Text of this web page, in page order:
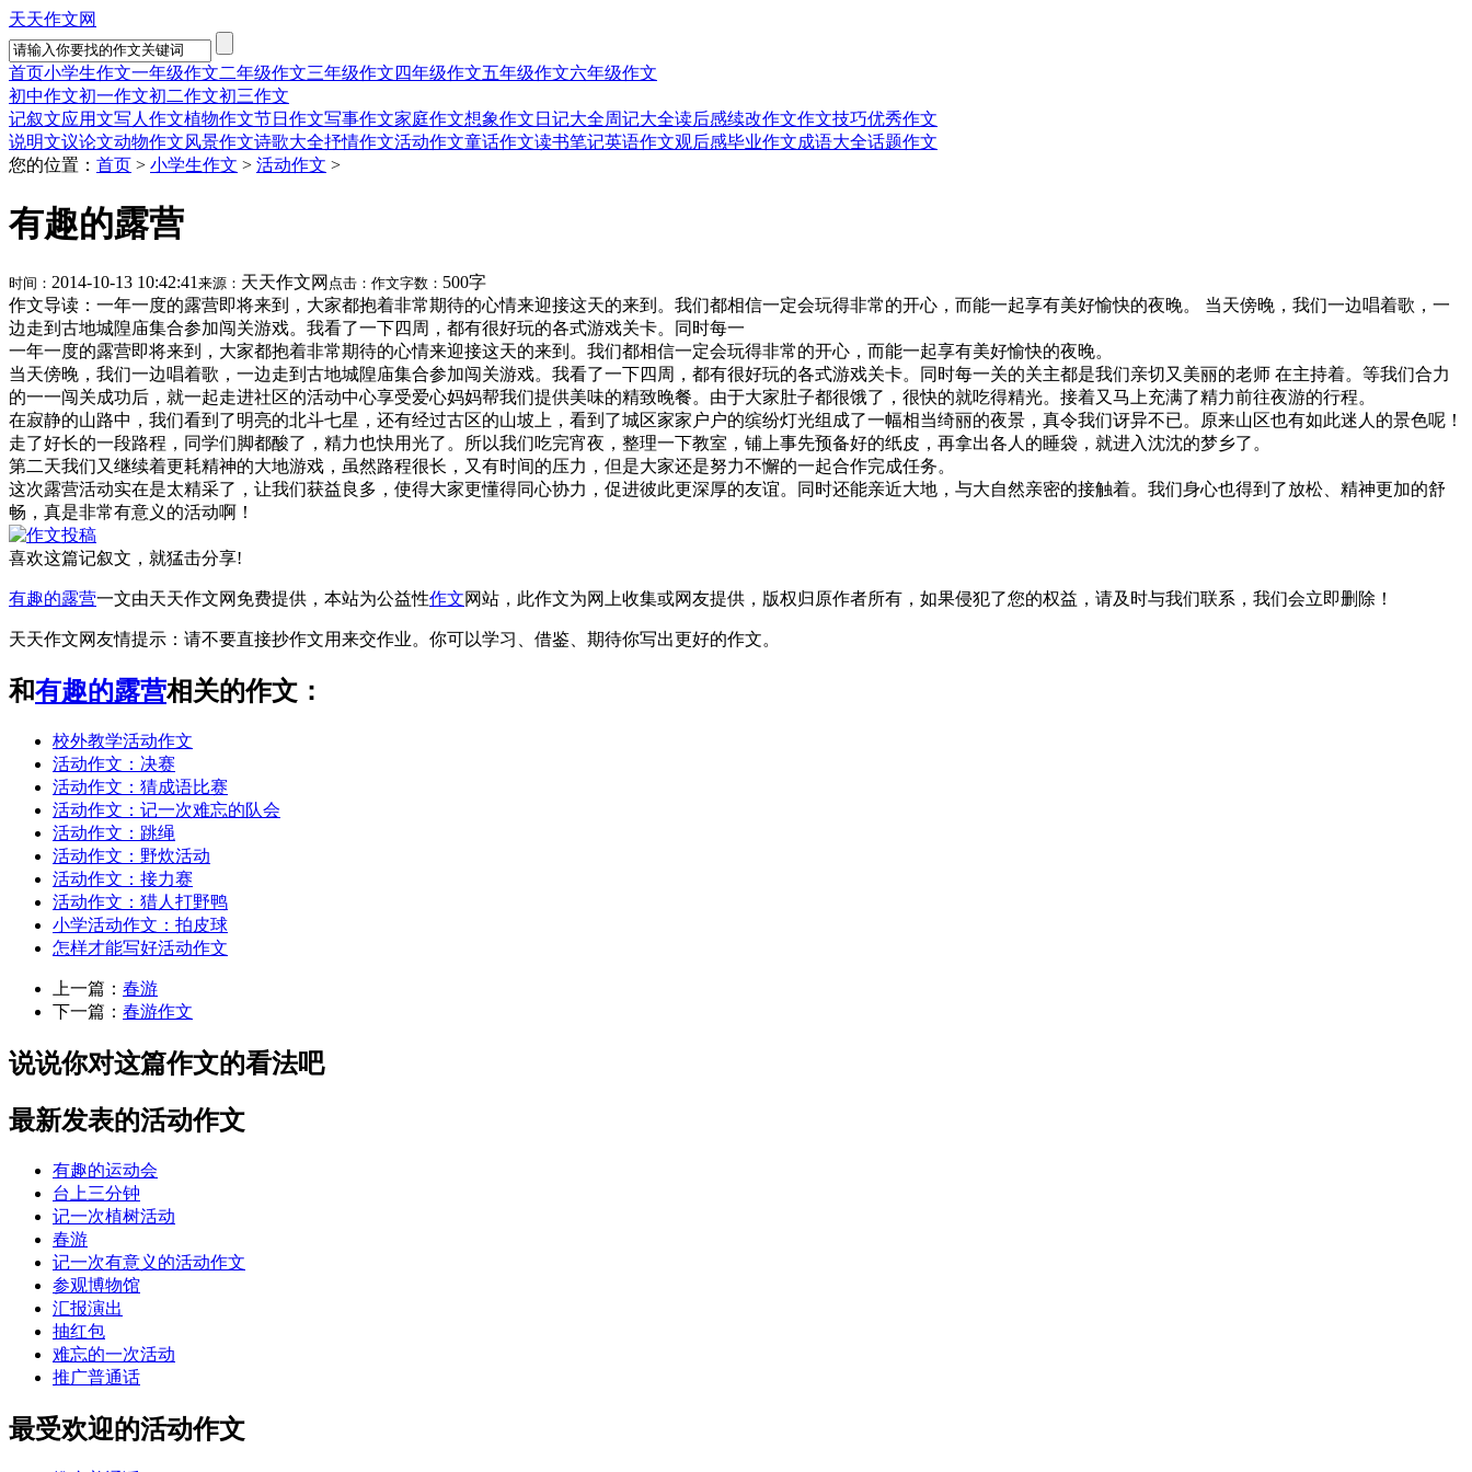
天天作文网
首页小学生作文一年级作文二年级作文三年级作文 四年级作文五年级作文六年级作文
初中作文初一作文初二作文初三作文
记叙文应用文写人作文植物作文节日作文写事作文家庭作文想象作文 日记大全周记大全读后感续改作文作文技巧优秀作文
说明文议论文动物作文风景作文诗歌大全抒情作文活动作文童话作文读书笔记英语作文观后感毕业作文成语大全话题作文
您的位置： 首页 > 小学生作文 > 活动作文 >
有趣的露营
时间： 2014-10-13 10:42:41 来源： 天天作文网 点击： 作文字数： 500字
作文导读：一年一度的露营即将来到，大家都抱着非常期待的心情来迎接这天的来到。我们都相信一定会玩得非常的开心，而能一起享有美好愉快的夜晚。 当天傍晚，我们一边唱着歌，一
边走到古地城隍庙集合参加闯关游戏。我看了一下四周，都有很好玩的各式游戏关卡。同时每一
一年一度的露营即将来到，大家都抱着非常期待的心情来迎接这天的来到。我们都相信一定会玩得非常的开心，而能一起享有美好愉快的夜晚。
当天傍晚，我们一边唱着歌，一边走到古地城隍庙集合参加闯关游戏。我看了一下四周，都有很好玩的各式游戏关卡。同时每一关的关主都是我们亲切又美丽的老师 在主持着。等我们合力
的一一闯关成功后，就一起走进社区的活动中心享受爱心妈妈帮我们提供美味的精致晚餐。由于大家肚子都很饿了，很快的就吃得精光。接着又马上充满了精力前往夜游的行程。
在寂静的山路中，我们看到了明亮的北斗七星，还有经过古区的山坡上，看到了城区家家户户的缤纷灯光组成了一幅相当绮丽的夜景，真令我们讶异不已。原来山区也有如此迷人的景色呢！
走了好长的一段路程，同学们脚都酸了，精力也快用光了。所以我们吃完宵夜，整理一下教室，铺上事先预备好的纸皮，再拿出各人的睡袋，就进入沈沈的梦乡了。
第二天我们又继续着更耗精神的大地游戏，虽然路程很长，又有时间的压力，但是大家还是努力不懈的一起合作完成任务。
这次露营活动实在是太精采了，让我们获益良多，使得大家更懂得同心协力，促进彼此更深厚的友谊。同时还能亲近大地，与大自然亲密的接触着。我们身心也得到了放松、精神更加的舒
畅，真是非常有意义的活动啊！
喜欢这篇记叙文，就猛击分享!
有趣的露营一文由天天作文网免费提供，本站为公益性作文网站，此作文为网上收集或网友提供，版权归原作者所有，如果侵犯了您的权益，请及时与我们联系，我们会立即删除！
天天作文网友情提示：请不要直接抄作文用来交作业。你可以学习、借鉴、期待你写出更好的作文。
和有趣的露营相关的作文：
校外教学活动作文
活动作文：决赛
活动作文：猜成语比赛
活动作文：记一次难忘的队会
活动作文：跳绳
活动作文：野炊活动
活动作文：接力赛
活动作文：猎人打野鸭
小学活动作文：拍皮球
怎样才能写好活动作文
上一篇： 春游
下一篇： 春游作文
说说你对这篇作文的看法吧
最新发表的活动作文
有趣的运动会
台上三分钟
记一次植树活动
春游
记一次有意义的活动作文
参观博物馆
汇报演出
抽红包
难忘的一次活动
推广普通话
最受欢迎的活动作文